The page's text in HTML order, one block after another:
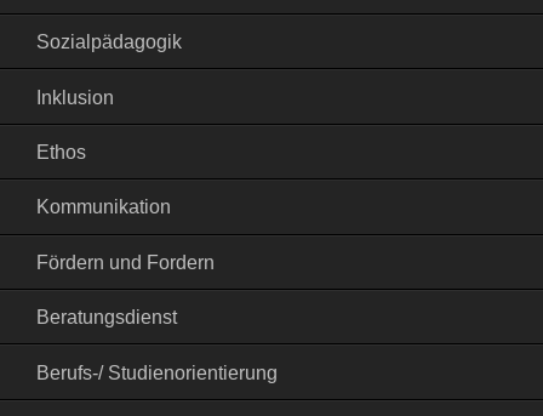
Sozialpädagogik
Inklusion
Ethos
Kommunikation
Fördern und Fordern
Beratungsdienst
Berufs-/ Studienorientierung